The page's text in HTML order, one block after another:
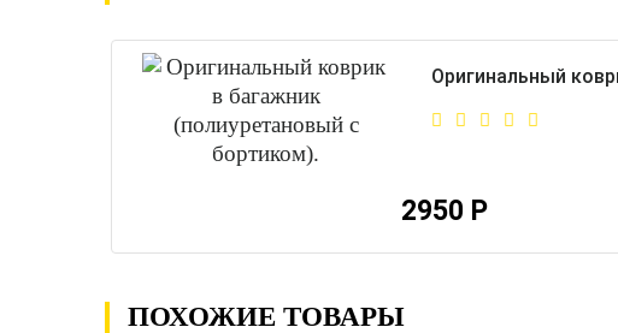
Оригинальный
2950 Р
ПОХОЖИЕ ТОВАРЫ